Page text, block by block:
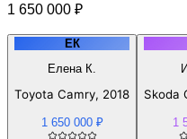
1 650 000 ₽
ЕК
Елена К.
Toyota Camry, 2018
1 650 000 ₽
Skoda
1